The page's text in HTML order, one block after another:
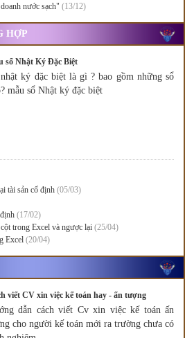
nước sạch" (13/12)
HỢP
sổ Nhật Ký Đặc Biệt
ký đặc biệt là gì ? bao gồm những sổ
mẫu sổ Nhật ký đặc biệt
tài sản cố định (05/03)
(17/02)
trong Excel và ngược lại (25/04)
Excel (20/04)
viết CV xin việc kế toán hay - ấn tượng
dẫn cách viết Cv xin việc kế toán ấn
cho người kế toán mới ra trường chưa có